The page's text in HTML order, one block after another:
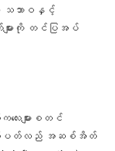
သဘာဝနှင့်
ားကို တင်ပြအပ်
းများစတင်
တ်ပတ်လည် အဆစ်အိတ်